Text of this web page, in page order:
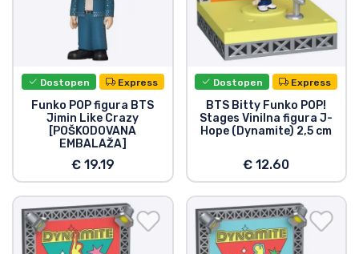
Dostopen Express
Funko POP figura BTS
Jimin Like Crazy
[POŠKODOVANA
EMBALAŽA]
€ 19.19
Dostopen Express
BTS Bitty Funko POP!
Stages Vinilna figura J-
Hope (Dynamite) 2,5 cm
€ 12.60